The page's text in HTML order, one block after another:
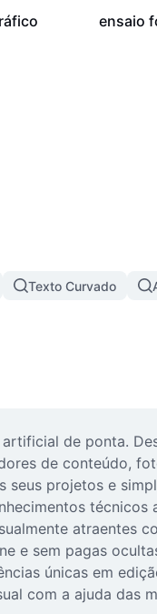
21,6 mil
ensaio
Texto Curvado
de ponta.
de conteúdo,
seus projetos e
técnicos
atraentes
e sem pagas
únicas em
com a ajuda das